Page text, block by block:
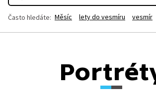
Často hledáte: Měsíc lety do vesmíru vesmír